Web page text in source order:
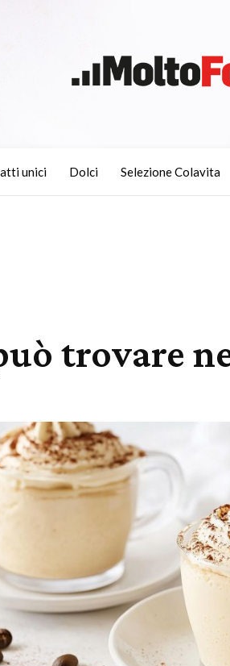
unici Dolci Selezione Colavita
trovare